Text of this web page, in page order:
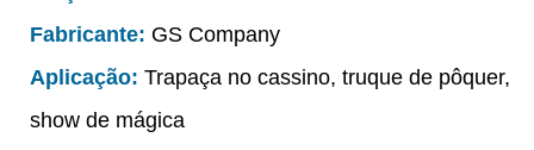
Fabricante: GS Company
Aplicação: Trapaça no cassino, truque de pôquer,
show de mágica